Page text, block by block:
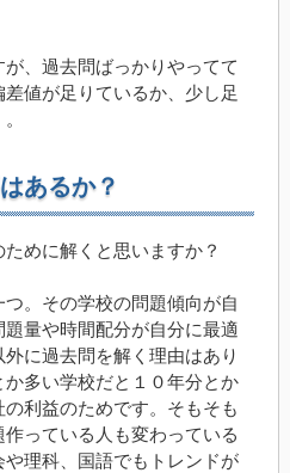
、過去問ばっかりやってて
値が足りているか、少し足
あるか？
めに解くと思いますか？
。その学校の問題傾向が自
量や時間配分が自分に最適
に過去問を解く理由はあり
多い学校だと１０年分とか
利益のためです。そもそも
っている人も変わっている
理科、国語でもトレンドが